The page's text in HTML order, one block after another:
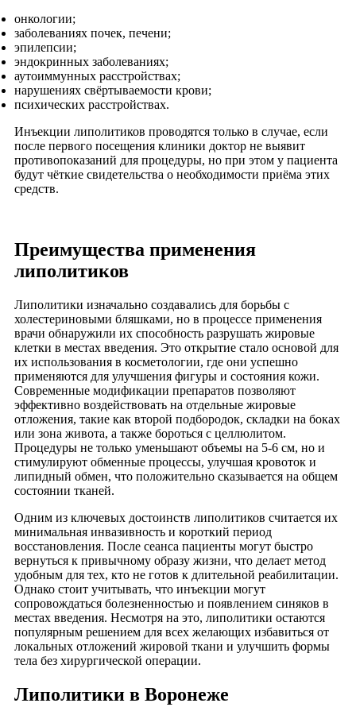
онкологии;
заболеваниях почек, печени;
эпилепсии;
эндокринных заболеваниях;
аутоиммунных расстройствах;
нарушениях свёртываемости крови;
психических расстройствах.
Инъекции липолитиков проводятся только в случае, если
после первого посещения клиники доктор не выявит
противопоказаний для процедуры, но при этом у пациента
будут чёткие свидетельства о необходимости приёма этих
средств.
Преимущества применения
липолитиков
Липолитики изначально создавались для борьбы с
холестериновыми бляшками, но в процессе применения
врачи обнаружили их способность разрушать жировые
клетки в местах введения. Это открытие стало основой для
их использования в косметологии, где они успешно
применяются для улучшения фигуры и состояния кожи.
Современные модификации препаратов позволяют
эффективно воздействовать на отдельные жировые
отложения, такие как второй подбородок, складки на боках
или зона живота, а также бороться с целлюлитом.
Процедуры не только уменьшают объемы на 5-6 см, но и
стимулируют обменные процессы, улучшая кровоток и
липидный обмен, что положительно сказывается на общем
состоянии тканей.
Одним из ключевых достоинств липолитиков считается их
минимальная инвазивность и короткий период
восстановления. После сеанса пациенты могут быстро
вернуться к привычному образу жизни, что делает метод
удобным для тех, кто не готов к длительной реабилитации.
Однако стоит учитывать, что инъекции могут
сопровождаться болезненностью и появлением синяков в
местах введения. Несмотря на это, липолитики остаются
популярным решением для всех желающих избавиться от
локальных отложений жировой ткани и улучшить формы
тела без хирургической операции.
Липолитики в Воронеже